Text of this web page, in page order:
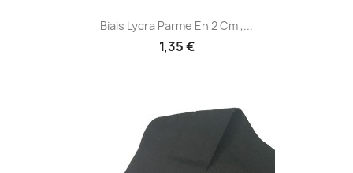
Biais Lycra Parme En 2 Cm ,...
1,35 €